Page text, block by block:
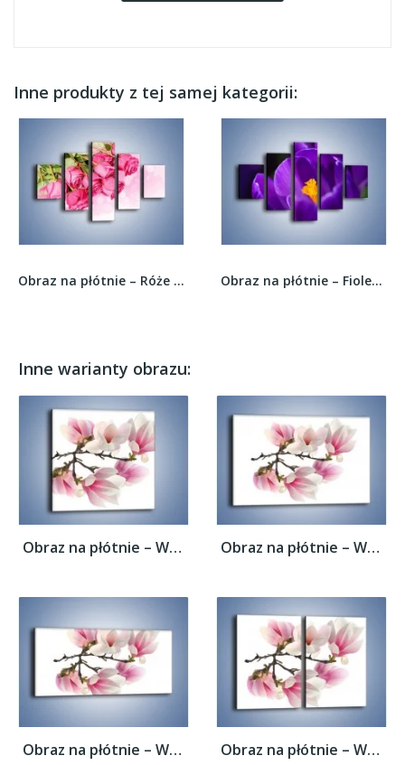
Inne produkty z tej samej kategorii:
Obraz na płótnie – Róże do góry nogami –... Obraz na płótnie – Fiolet z żółtym oczkiem –...
Inne warianty obrazu:
Obraz na płótnie – Wirujące kwiaty... Obraz na płótnie – Wirujące kwiaty...
Obraz na płótnie – Wirujące kwiaty... Obraz na płótnie – Wirujące kwiaty...